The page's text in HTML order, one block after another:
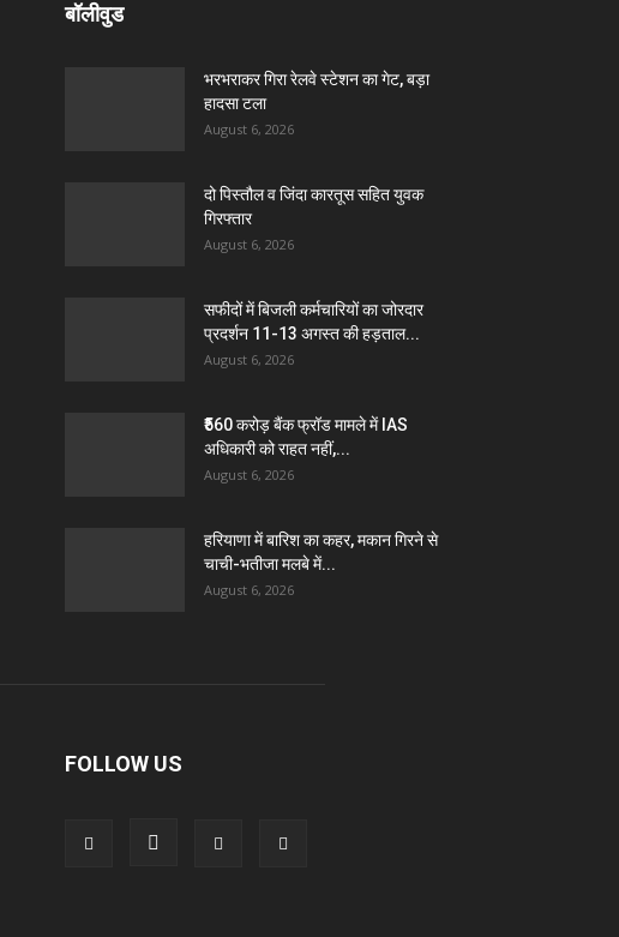
बॉलीवुड
भरभराकर गिरा रेलवे स्टेशन का गेट, बड़ा
हादसा टला
August 6, 2026
दो पिस्तौल व जिंदा कारतूस सहित युवक
गिरफ्तार
August 6, 2026
सफीदों में बिजली कर्मचारियों का जोरदार
प्रदर्शन 11-13 अगस्त की हड़ताल...
August 6, 2026
₹560 करोड़ बैंक फ्रॉड मामले में IAS
अधिकारी को राहत नहीं,...
August 6, 2026
हरियाणा में बारिश का कहर, मकान गिरने से
चाची-भतीजा मलबे में...
August 6, 2026
FOLLOW US